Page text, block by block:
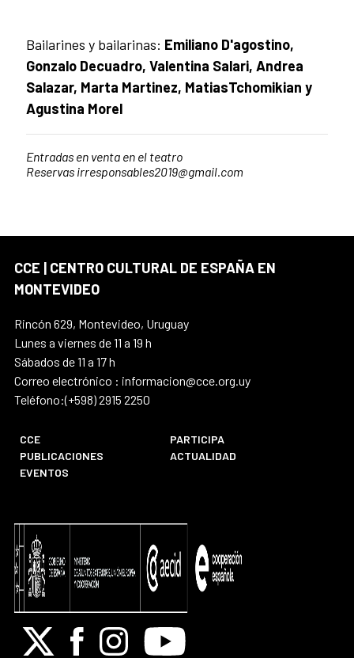
Bailarines y bailarinas: Emiliano D'agostino,
Gonzalo Decuadro, Valentina Salari, Andrea
Salazar, Marta Martinez, MatiasTchomikian y
Agustina Morel
Entradas en venta en el teatro
Reservas irresponsables2019@gmail.com
CCE | CENTRO CULTURAL DE ESPAÑA EN
MONTEVIDEO
Rincón 629, Montevideo, Uruguay
Lunes a viernes de 11 a 19 h
Sábados de 11 a 17 h
Correo electrónico : informacion@cce.org.uy
Teléfono:(+598) 2915 2250
CCE
PARTICIPA
PUBLICACIONES
ACTUALIDAD
EVENTOS
X FacebookInstagramYoutube